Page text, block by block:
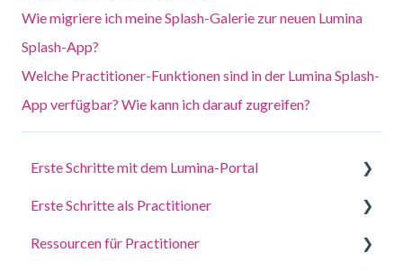
Wie migriere ich meine Splash-Galerie zur neuen Lumina
Splash-App?
Welche Practitioner-Funktionen sind in der Lumina Splash-
App verfügbar? Wie kann ich darauf zugreifen?
Erste Schritte mit dem Lumina-Portal
Beantworten Sie einen Fragebogen oder erledigen
Erste Schritte als Practitioner
Ein Projekt erstellen, Teilnehmer einladen und auf
Ressourcen für Practitioner